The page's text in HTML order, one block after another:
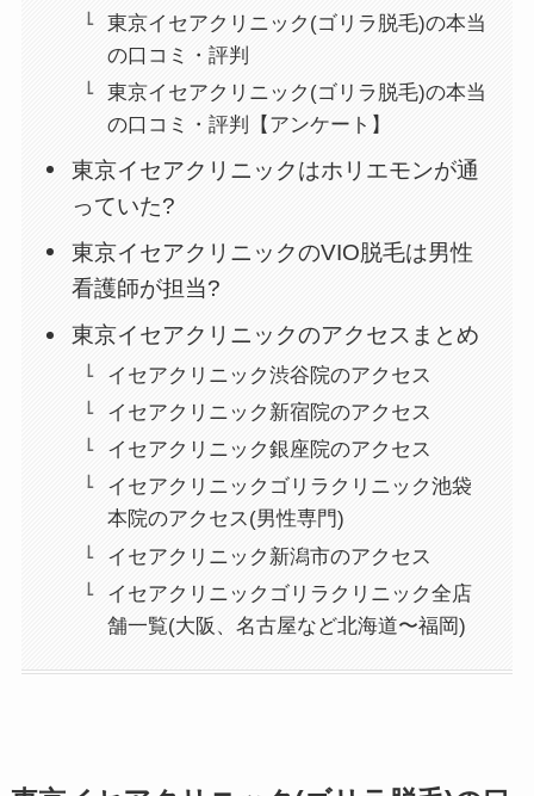
東京イセアクリニック(ゴリラ脱毛)の本当
の口コミ・評判
東京イセアクリニック(ゴリラ脱毛)の本当
の口コミ・評判【アンケート】
東京イセアクリニックはホリエモンが通
っていた?
東京イセアクリニックのVIO脱毛は男性
看護師が担当?
東京イセアクリニックのアクセスまとめ
イセアクリニック渋谷院のアクセス
イセアクリニック新宿院のアクセス
イセアクリニック銀座院のアクセス
イセアクリニックゴリラクリニック池袋
本院のアクセス(男性専門)
イセアクリニック新潟市のアクセス
イセアクリニックゴリラクリニック全店
舗一覧(大阪、名古屋など北海道〜福岡)